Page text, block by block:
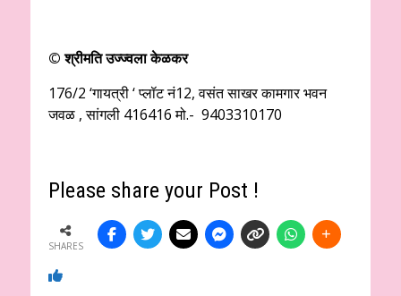
© श्रीमति उज्ज्वला केळकर
176/2 ‘गायत्री ‘ प्लॉट नं12, वसंत साखर कामगार भवन
जवळ , सांगली 416416 मो.- 9403310170
Please share your Post !
SHARES